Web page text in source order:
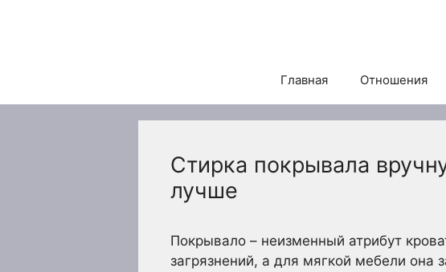
Главная Отношения
Стирка покрывала
лучше
Покрывало – неизменный атрибут
загрязнений, а для мягкой мебели она